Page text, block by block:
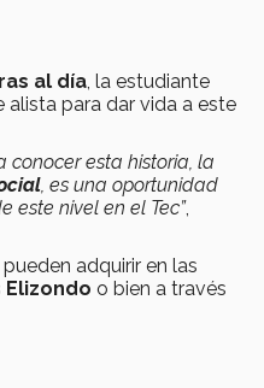
al día, la estudiante
para dar vida a este
conocer esta historia, la
, es una oportunidad
este nivel en el Tec”,
adquirir en las
o bien a través